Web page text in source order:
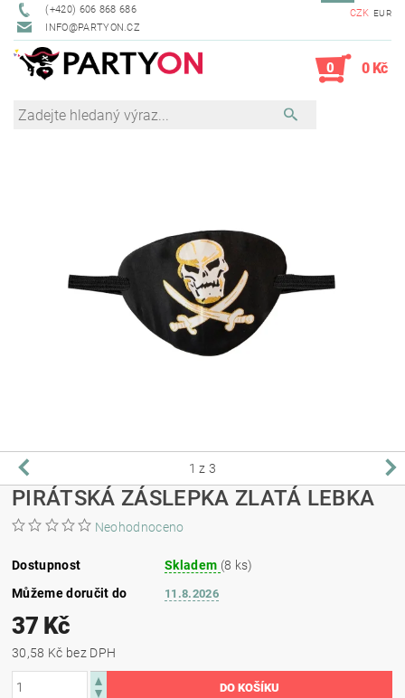
(+420) 606 868 686
INFO@PARTYON.CZ
CZK EUR
0 0 Kč
1 z 3
PIRÁTSKÁ ZÁSLEPKA ZLATÁ LEBKA
Neohodnoceno
Dostupnost Skladem (8 ks)
Můžeme doručit do
11.8.2026
37 Kč
30,58 Kč bez DPH